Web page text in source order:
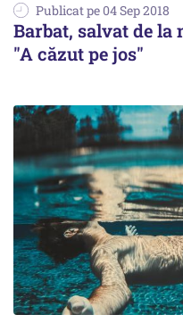
Publicat pe 04 Sep 2018
Barbat, salvat de
"A căzut pe jos"